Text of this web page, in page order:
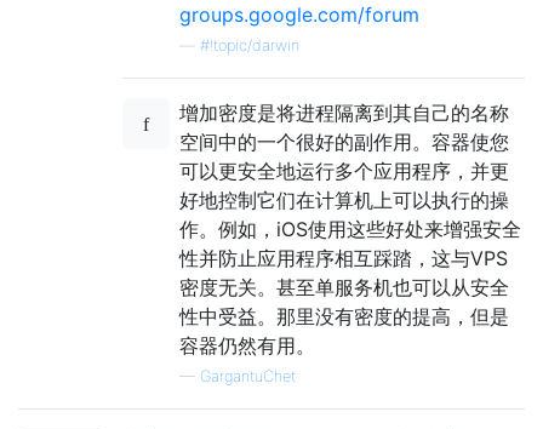
groups.google.com/forum
#!topic/darwin
增加密度是将进程隔离到其自己的名称
空间中的一个很好的副作用。容器使您
可以更安全地运行多个应用程序，并更
好地控制它们在计算机上可以执行的操
作。例如，iOS使用这些好处来增强安全
性并防止应用程序相互踩踏，这与VPS
密度无关。甚至单服务机也可以从安全
性中受益。那里没有密度的提高，但是
容器仍然有用。
— GargantuChet